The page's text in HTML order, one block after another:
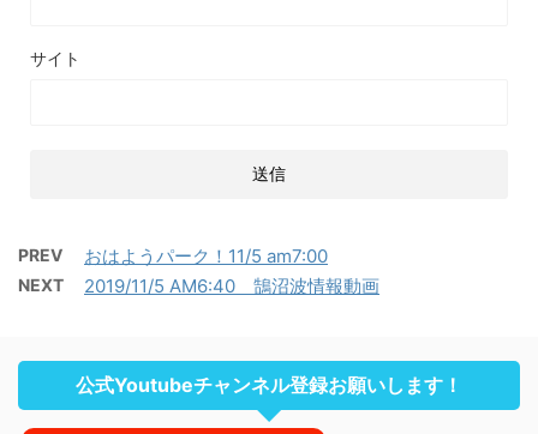
サイト
PREV おはようパーク！11/5 am7:00
NEXT 2019/11/5 AM6:40 鵠沼波情報動画
公式Youtubeチャンネル登録お願いします！